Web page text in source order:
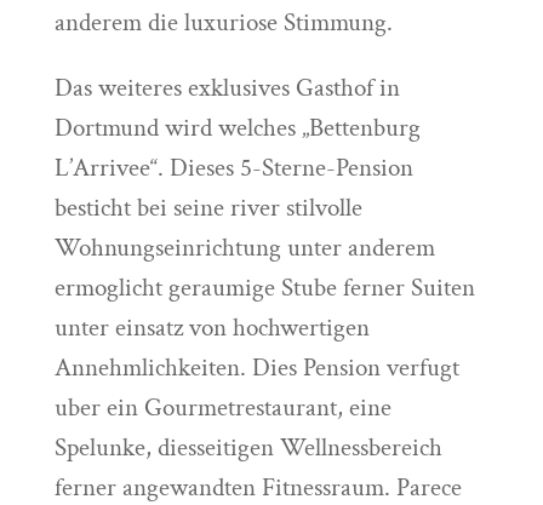
anderem die luxuriose Stimmung.
Das weiteres exklusives Gasthof in
Dortmund wird welches „Bettenburg
L’Arrivee“. Dieses 5-Sterne-Pension
besticht bei seine river stilvolle
Wohnungseinrichtung unter anderem
ermoglicht geraumige Stube ferner Suiten
unter einsatz von hochwertigen
Annehmlichkeiten. Dies Pension verfugt
uber ein Gourmetrestaurant, eine
Spelunke, diesseitigen Wellnessbereich
ferner angewandten Fitnessraum. Parece